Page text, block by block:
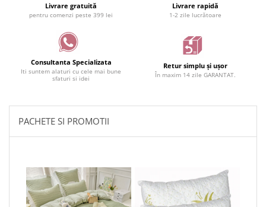
Livrare gratuită
pentru comenzi peste 399 lei
Livrare rapidă
1-2 zile lucrătoare
Consultanta Specializata
Iti suntem alaturi cu cele mai bune
sfaturi si idei
Retur simplu și ușor
În maxim 14 zile GARANTAT.
PACHETE SI PROMOTII